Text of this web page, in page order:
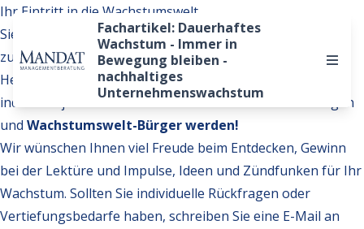
Fachartikel: Dauerhaftes
Wachstum - Immer in
Bewegung bleiben -
nachhaltiges
Unternehmenswachstum
Ihr Eintritt in die Wachstumswelt
Sie möchten auf weitere Inhalte der Wachstumswelt
zugreifen?
Hervorragend. Werden Sie Teil unserer Gemeinschaft,
indem Sie jetzt Ihren Wachstumswelt-Ausweis beantragen
und Wachstumswelt-Bürger werden!
Wir wünschen Ihnen viel Freude beim Entdecken, Gewinn
bei der Lektüre und Impulse, Ideen und Zündfunken für Ihr
Wachstum. Sollten Sie individuelle Rückfragen oder
Vertiefungsbedarfe haben, schreiben Sie eine E-Mail an